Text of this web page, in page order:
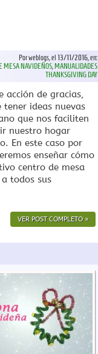
Por weblogs, el 13/11/2016, en:
MESA NAVIDEÑOS,MANUALIDADES
THANKSGIVING DAY
acción de gracias,
tener ideas nuevas
que nos faciliten
nuestro hogar
En este caso por
enseñar cómo
centro de mesa
todos sus
VER POST COMPLETO »